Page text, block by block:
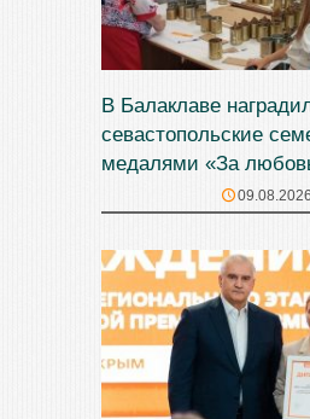
В Балаклаве
севастопольские
медалями «За
09.08.2026